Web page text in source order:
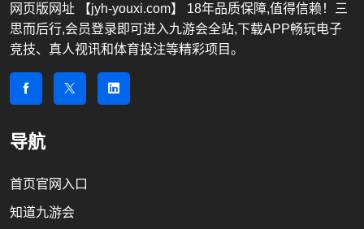
网页版网址 【jyh-youxi.com】 18年品质保障,值得信赖！三
思而后行,会员登录即可进入九游会全站,下载APP畅玩电子
竞技、真人视讯和体育投注等精彩项目。
导航
首页官网入口
知道九游会